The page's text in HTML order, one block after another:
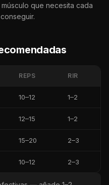
que necesita cada
REPS RIR
10–12 1–2
12–15 1–2
15–20 2–3
10–12 2–3